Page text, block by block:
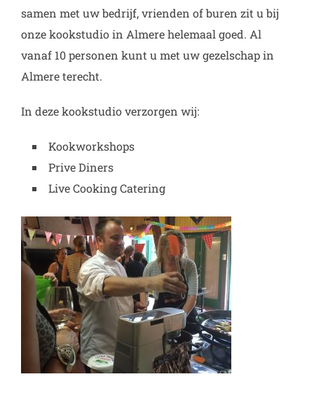
samen met uw bedrijf, vrienden of buren zit u bij
onze kookstudio in Almere helemaal goed. Al
vanaf 10 personen kunt u met uw gezelschap in
Almere terecht.
In deze kookstudio verzorgen wij:
Kookworkshops
Prive Diners
Live Cooking Catering